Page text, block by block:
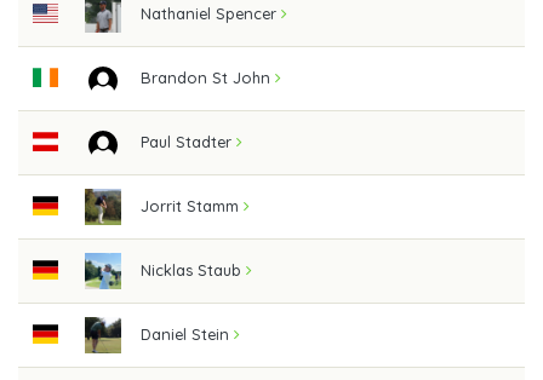
Nathaniel Spencer
Brandon St John
Paul Stadter
Jorrit Stamm
Nicklas Staub
Daniel Stein